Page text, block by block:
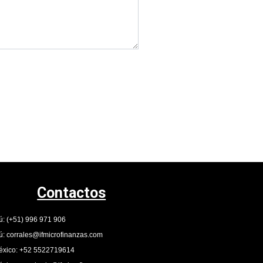
Contactos
(+51) 996 971 906
corrales@ifmicrofinanzas.com
+52 5522719614